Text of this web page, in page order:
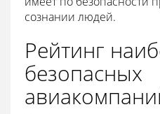
сознании людей.
Рейтинг
безопасных